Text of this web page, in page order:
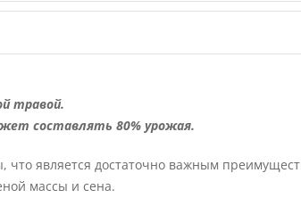
травой.
составлять 80% урожая.
что является достаточно важным
массы и сена.